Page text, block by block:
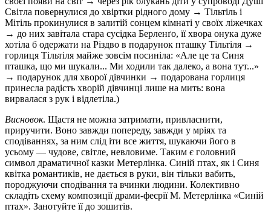
Світла повернулися до хвіртки рідного дому → Тільтіль і
Мітіль прокинулися в залитій сонцем кімнаті у своїх ліжечках
→ до них завітала стара сусідка Берленґо, її хвора онука дуже
хотіла б одержати на Різдво в подарунок пташку Тільтіля →
горлиця Тільтіля майже зовсім посиніла: «Але це та Синя
пташка, що ми шукали... Ми ходили так далеко, а вона тут...»
→ подарунок для хворої дівчинки → подарована горлиця
принесла радість хворій дівчинці лише на мить: вона
вирвалася з рук і відлетіла.)
Висновок. Щастя не можна затримати, привласнити,
приручити. Воно завжди попереду, завжди у мріях та
сподіваннях, за ним слід іти все життя, шукаючи його в
усьому — чудове, світле, невловиме. Таким є головний
символ драматичної казки Метерлінка. Синій птах, як і Синя
квітка романтиків, не дається в руки, він тільки вабить,
породжуючи сподівання та вчинки людини. Колективно
складіть схему композиції драми-феєрії М. Метерлінка «Синій
птах». Занотуйте її до зошитів.